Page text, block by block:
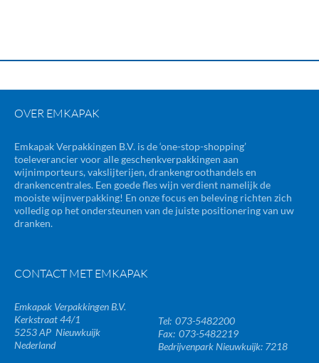
OVER EMKAPAK
Emkapak Verpakkingen B.V. is de ‘one-stop-shopping’
toeleverancier voor alle geschenkverpakkingen aan
wijnimporteurs, vakslijterijen, drankengroothandels en
drankencentrales. Een goede fles wijn verdient namelijk de
mooiste wijnverpakking! En onze focus en beleving richten zich
volledig op het ondersteunen van de juiste positionering van uw
dranken.
CONTACT MET EMKAPAK
Emkapak Verpakkingen B.V.
Kerkstraat 44/1
5253 AP Nieuwkuijk
Nederland
073-5482200
073-5482219
Bedrijvenpark Nieuwkuijk: 7218